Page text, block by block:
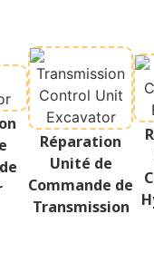
Réparation
Unité de
Commande de
Transmission